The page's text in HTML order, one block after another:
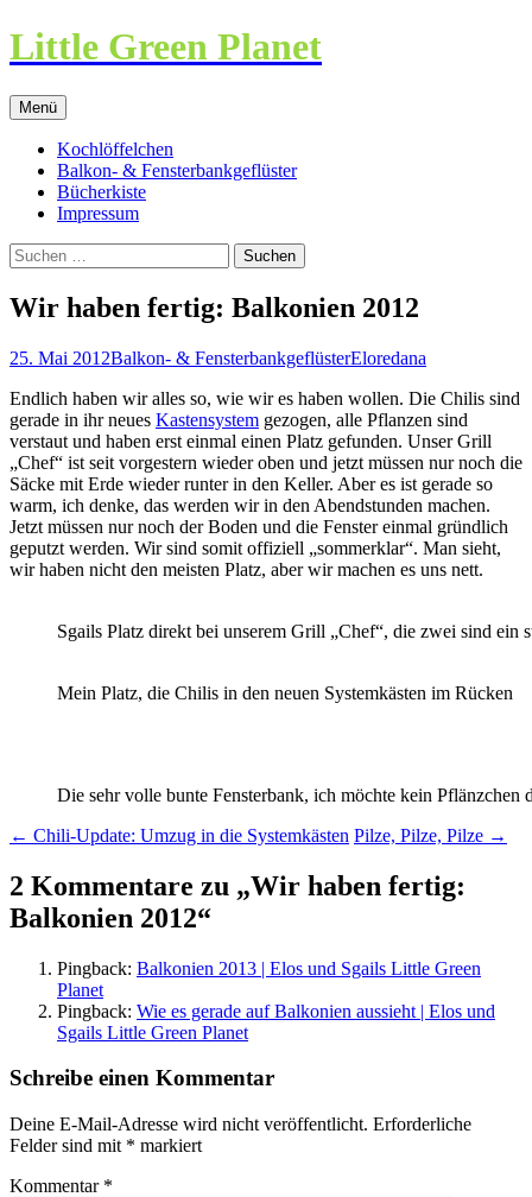
Little Green Planet
Menü Zum
Inhalt
springen
Kochlöffelchen
Balkon- & Fensterbankgeflüster
Bücherkiste
Impressum
Suchen
nach:
Wir haben fertig: Balkonien 2012
25. Mai 2012Balkon- & FensterbankgeflüsterEloredana
Endlich haben wir alles so, wie wir es haben wollen. Die Chilis sind
gerade in ihr neues Kastensystem gezogen, alle Pflanzen sind
verstaut und haben erst einmal einen Platz gefunden. Unser Grill
„Chef“ ist seit vorgestern wieder oben und jetzt müssen nur noch die
Säcke mit Erde wieder runter in den Keller. Aber es ist gerade so
warm, ich denke, das werden wir in den Abendstunden machen.
Jetzt müssen nur noch der Boden und die Fenster einmal gründlich
geputzt werden. Wir sind somit offiziell „sommerklar“. Man sieht,
wir haben nicht den meisten Platz, aber wir machen es uns nett.
Sgails Platz direkt bei unserem Grill „Chef“, die zwei sind ein
Mein Platz, die Chilis in den neuen Systemkästen im Rücken
Die sehr volle bunte Fensterbank, ich möchte kein Pflänzchen
Beitragsnavigation
← Chili-Update: Umzug in die Systemkästen Pilze, Pilze, Pilze →
2 Kommentare zu „Wir haben fertig:
Balkonien 2012“
Pingback: Balkonien 2013 | Elos und Sgails Little Green
Planet
Pingback: Wie es gerade auf Balkonien aussieht | Elos und
Sgails Little Green Planet
Schreibe einen Kommentar
Deine E-Mail-Adresse wird nicht veröffentlicht. Erforderliche
Felder sind mit * markiert
Kommentar *